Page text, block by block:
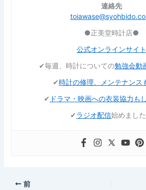
連絡先
●正美堂時計店●
公式オンラインサイト
✔︎毎週、時計についての勉強会動
✔︎時計の修理、メンテナンス
✔︎ ドラマ・映画への衣装協力も
✔︎ラジオ配信始めました
前